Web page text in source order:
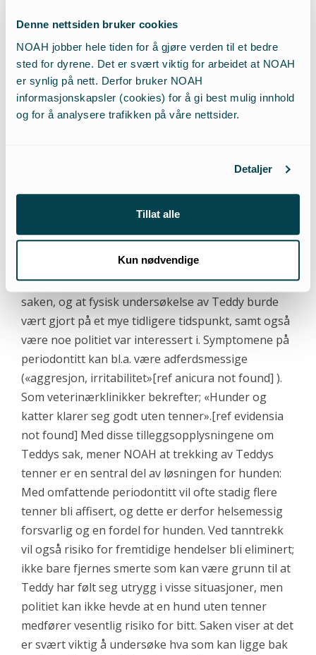
Denne nettsiden bruker cookies
NOAH jobber hele tiden for å gjøre verden til et bedre
sted for dyrene. Det er svært viktig for arbeidet at NOAH
er synlig på nett. Derfor bruker NOAH
informasjonskapsler (cookies) for å gi best mulig innhold
og for å analysere trafikken på våre nettsider.
Detaljer
Tillat alle
Kun nødvendige
vet at mange småhunder er disponert for å få
tannproblemer, og dette kan føre til
adferdsproblemer grunnet smerte. Hvis en hund
blir redd for å bli tatt på, og napper, glefser når
hunden faktisk kan ha vondt. NOAH har nylig fått
av undersøkelse 14. januar at Teddy har
(periodontitt), og veterinær anbefalte å trekke 19
tenner. Teddy ble tatt inn av politiet før dette ble
iverksatt. NOAH mener dette er helt sentralt for
saken, og at fysisk undersøkelse av Teddy burde
vært gjort på et mye tidligere tidspunkt, samt også
være noe politiet var interessert i. Symptomene på
periodontitt kan bl.a. være adferdsmessige
(«aggresjon, irritabilitet»[ref anicura not found] ).
Som veterinærklinikker bekrefter; «Hunder og
katter klarer seg godt uten tenner».[ref evidensia
not found] Med disse tilleggsopplysningene om
Teddys sak, mener NOAH at trekking av Teddys
tenner er en sentral del av løsningen for hunden:
Med omfattende periodontitt vil ofte stadig flere
tenner bli affisert, og dette er derfor helsemessig
forsvarlig og en fordel for hunden. Ved tanntrekk
vil også risiko for fremtidige hendelser bli eliminert;
ikke bare fjernes smerte som kan være grunn til at
Teddy har følt seg utrygg i visse situasjoner, men
politiet kan ikke hevde at en hund uten tenner
medfører vesentlig risiko for bitt. Saken viser at det
er svært viktig å undersøke hva som kan ligge bak